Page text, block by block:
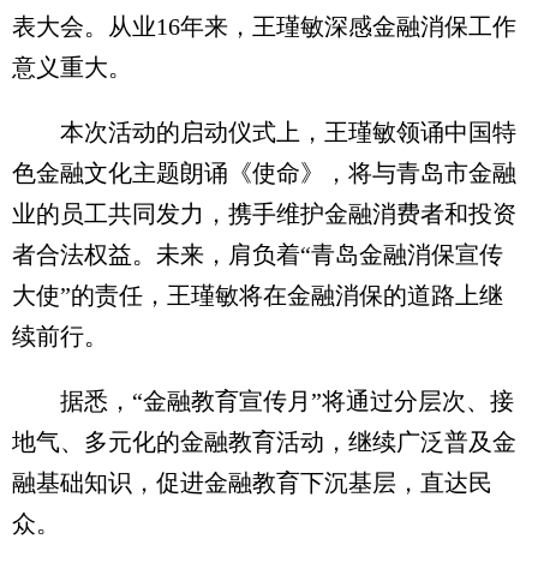
表大会。从业16年来，王瑾敏深感金融消保工作
意义重大。
本次活动的启动仪式上，王瑾敏领诵中国特
色金融文化主题朗诵《使命》，将与青岛市金融
业的员工共同发力，携手维护金融消费者和投资
者合法权益。未来，肩负着“青岛金融消保宣传
大使”的责任，王瑾敏将在金融消保的道路上继
续前行。
据悉，“金融教育宣传月”将通过分层次、接
地气、多元化的金融教育活动，继续广泛普及金
融基础知识，促进金融教育下沉基层，直达民
众。